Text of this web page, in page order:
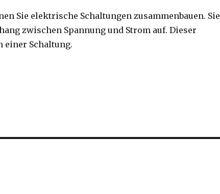
Sie elektrische Schaltungen zusammenbauen. Sie
zwischen Spannung und Strom auf. Dieser
einer Schaltung.